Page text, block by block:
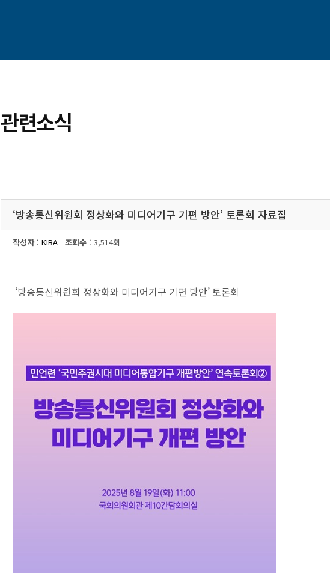
관련소식
‘방송통신위원회 정상화와 미디어기구 기편 방안’ 토론회 자료집
작성자: KIBA 조회수: 3,514회
‘방송통신위원회 정상화와 미디어기구 기편 방안’ 토론회